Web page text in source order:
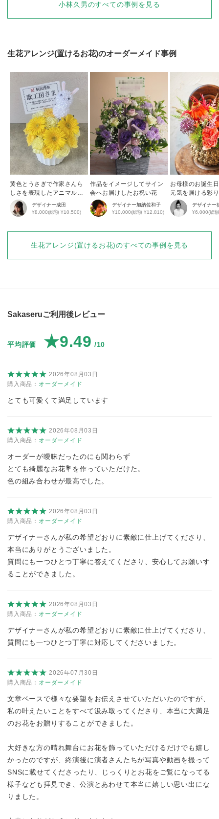
小林久男のすべての事例を見る
生花アレンジ(置けるお花)のオーダーメイド事例
黄色とうさぎで作家さんら
しさを表現したアニマルア
レンジ
デザイナー成田
¥8,000(総額 ¥10,500)
作品をイメージしてサイン
会へお届けしたお祝い花
デザイナー加納佐和子
¥10,000(総額 ¥12,810)
お母様のお誕生
元気を届ける彩
花アレンジデザイナー
¥6,000(総
生花アレンジ(置けるお花)のすべての事例を見る
Sakaseruご利用後レビュー
平均評価 ★9.49 /10
2026年08月03日
購入商品： オーダーメイド
とても可愛くて満足しています
2026年08月03日
購入商品： オーダーメイド
オーダーが曖昧だったのにも関わらず
とても綺麗なお花💐を作っていただけた。
色の組み合わせが最高でした。
2026年08月03日
購入商品： オーダーメイド
デザイナーさんが私の希望どおりに素敵に仕上げてくださり、
本当にありがとうございました。
質問にも一つひとつ丁寧に答えてくださり、安心してお願いす
ることができました。
2026年08月03日
購入商品： オーダーメイド
デザイナーさんが私の希望どおりに素敵に仕上げてくださり、
質問にも一つひとつ丁寧に対応してくださいました。
2026年07月30日
購入商品： オーダーメイド
文章ベースで様々な要望をお伝えさせていただいたのですが、
私の叶えたいことをすべて汲み取ってくださり、本当に大満足
のお花をお贈りすることができました。
大好きな方の晴れ舞台にお花を飾っていただけるだけでも嬉し
かったのですが、終演後に演者さんたちが写真や動画を撮って
SNSに載せてくださったり、じっくりとお花をご覧になってる
様子なども拝見でき、公演とあわせて本当に嬉しい思い出にな
りました。